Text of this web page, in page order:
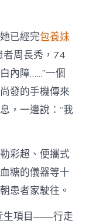
已經完包養妹
者周長秀，74
內障……”一個
發的手機傳來
，一邊說：“我
彩超、便攜式
糖的儀器等十
患者家駛往。
生項目——行走